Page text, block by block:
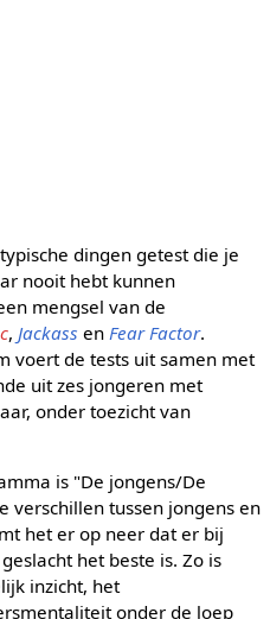
dingen getest die je
nooit hebt kunnen
mengsel van de
, Jackass en Fear Factor.
voert de tests uit samen met
uit zes jongeren met
onder toezicht van
is "De jongens/De
verschillen tussen jongens en
het er op neer dat er bij
het beste is. Zo is
inzicht, het
onder de loep